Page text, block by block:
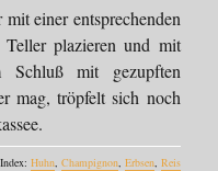
einer entsprechenden
plazieren und mit
Schluß mit gezupften
mag, tröpfelt sich noch
Index: Huhn, Champignon, Erbsen, Reis